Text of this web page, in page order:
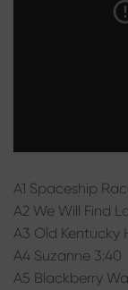
A1 Spaceship
A2 We Will Find
A3 Old Kentucky
A4 Suzanne 3:40
A5 Blackberry